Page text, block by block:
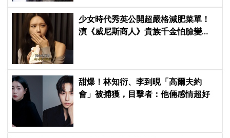
少女時代秀英公開超嚴格減肥菜單！
演《威尼斯商人》貴族千金怕臉變
甜爆！林知衍、李到晛「高爾夫約
會」被捕獲，目擊者：他倆感情超好